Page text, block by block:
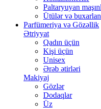
Paltaryuyan
Ütülər və
Parfümeriya və Gözəllik
Ətriyyat
Qadın üçün
Kişi üçün
Unisex
Ərəb ətirləri
Makiyaj
Gözlər
Dodaqlar
Üz